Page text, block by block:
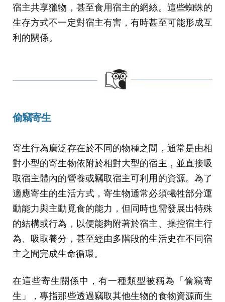
宿主共享獵物，甚至食用宿主的網絲。這些蜘蛛的
生存方式不一定對宿主有害，有時甚至可能形成互
利的關係。
偷竊寄生
寄生行為廣泛存在於不同的物種之間，通常是由相
對小型的寄生物依附於相對大型的宿主，並直接吸
取宿主體內的營養或竊取宿主可利用的資源。為了
適應寄生的生活方式，寄生物通常必須犧牲部分運
動能力與主動覓食的能力，但同時也需發展出特殊
的結構或行為，以便能夠附著於宿主、操控宿主行
為、吸取養分，甚至經由多階段的生活史在不同宿
主之間完成生命循環。
在這些寄生關係中，有一種類型被稱為「偷竊寄
生」，專指那些透過竊取其他生物的食物資源而生